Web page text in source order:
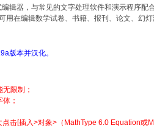
辑器，与常见的文字处理软件和演示程序配
用在编辑数学试卷、书籍、报刊、论文、幻
版本并汉化。
限制；
；
点击[插入>对象>（MathType 6.0 Equation或